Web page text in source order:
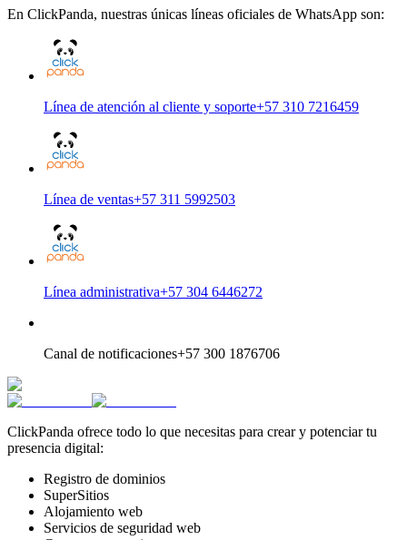
En ClickPanda, nuestras únicas líneas oficiales de WhatsApp son:
Línea de atención al cliente y soporte+57 310 7216459
Línea de ventas+57 311 5992503
Línea administrativa+57 304 6446272
Canal de notificaciones+57 300 1876706
ClickPanda ofrece todo lo que necesitas para crear y potenciar tu
presencia digital:
Registro de dominios
SuperSitios
Alojamiento web
Servicios de seguridad web